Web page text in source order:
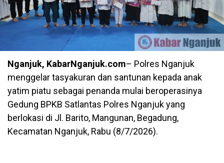
Nganjuk, KabarNganjuk.com– Polres Nganjuk
menggelar tasyakuran dan santunan kepada anak
yatim piatu sebagai penanda mulai beroperasinya
Gedung BPKB Satlantas Polres Nganjuk yang
berlokasi di Jl. Barito, Mangunan, Begadung,
Kecamatan Nganjuk, Rabu (8/7/2026).